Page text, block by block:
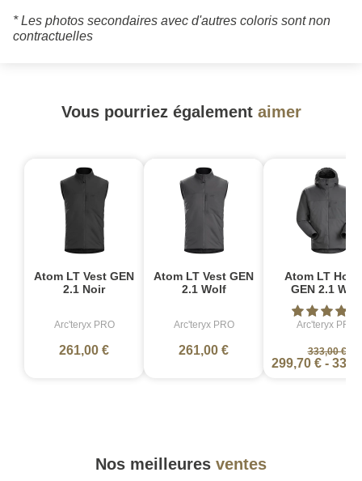
* Les photos secondaires avec d'autres coloris sont non
contractuelles
Vous pourriez également aimer
Atom LT Vest GEN
2.1 Noir
Arc'teryx PRO
261,00 €
Atom LT Vest GEN
2.1 Wolf
Arc'teryx PRO
261,00 €
Atom LT
GEN 2.1 Wolf
Arc'teryx PRO
333,00 €
299,70 € -
Nos meilleures ventes